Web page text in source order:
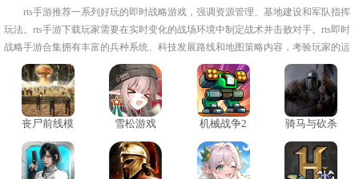
rts手游推荐一系列好玩的即时战略游戏，强调资源管理、基地建设和军队指挥
玩法。rts手游下载玩家需要在实时变化的战场环境中制定战术并击败对手。rts即时
战略手游合集拥有丰富的兵种系统、科技发展路线和地图策略内容，考验玩家的运
营能力与临场决策能力。
丧尸前线模
雪松游戏
机械战争2
骑马与砍杀